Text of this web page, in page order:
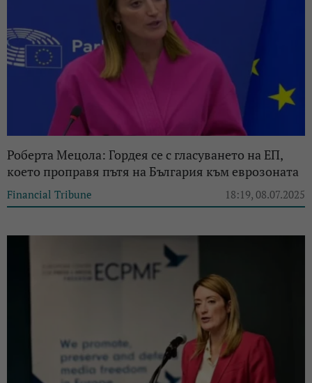
Роберта Мецола: Гордея се с гласуването на ЕП,
което проправя пътя на България към еврозоната
Financial Tribune 18:19, 08.07.2025